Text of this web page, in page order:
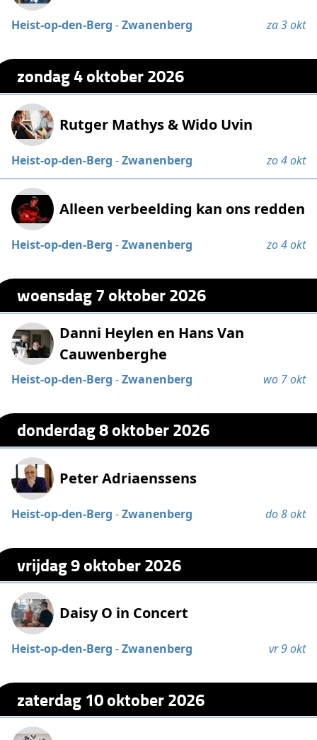
Heist-op-den-Berg -Zwanenberg za 3 okt
zondag 4 oktober 2026
Rutger Mathys & Wido Uvin
Heist-op-den-Berg -Zwanenberg zo 4 okt
Alleen verbeelding kan ons redden
Heist-op-den-Berg -Zwanenberg zo 4 okt
woensdag 7 oktober 2026
Danni Heylen en Hans Van
Cauwenberghe
Heist-op-den-Berg -Zwanenberg wo 7 okt
donderdag 8 oktober 2026
Peter Adriaenssens
Heist-op-den-Berg -Zwanenberg do 8 okt
vrijdag 9 oktober 2026
Daisy O in Concert
Heist-op-den-Berg -Zwanenberg vr 9 okt
zaterdag 10 oktober 2026